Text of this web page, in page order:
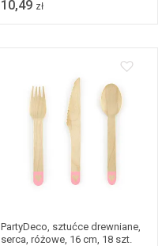
10,49 zł
PartyDeco, sztućce drewniane,
serca, różowe, 16 cm, 18 szt.